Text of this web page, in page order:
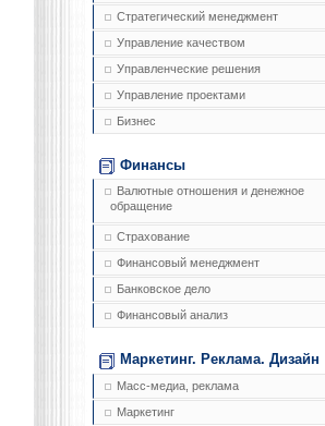
Стратегический менеджмент
Управление качеством
Управленческие решения
Управление проектами
Бизнес
Финансы
Валютные отношения и денежное
обращение
Страхование
Финансовый менеджмент
Банковское дело
Финансовый анализ
Маркетинг. Реклама. Дизайн
Масс-медиа, реклама
Маркетинг